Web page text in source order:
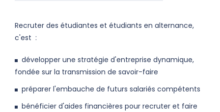
Recruter des étudiantes et étudiants en alternance,
c'est :
développer une stratégie d'entreprise dynamique,
fondée sur la transmission de savoir-faire
préparer l'embauche de futurs salariés compétents
bénéficier d'aides financières pour recruter et faire